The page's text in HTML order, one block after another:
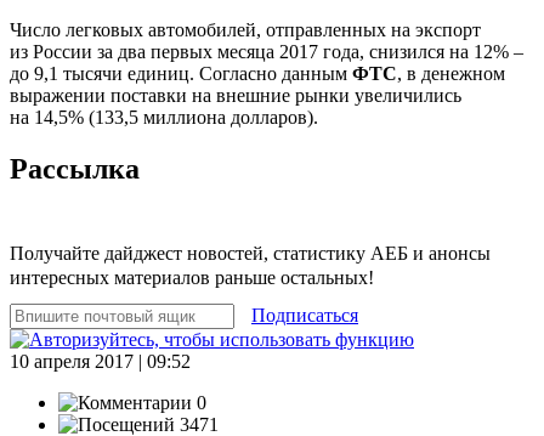
Число легковых автомобилей, отправленных на экспорт
из России за два первых месяца 2017 года, снизился на 12% –
до 9,1 тысячи единиц. Согласно данным ФТС, в денежном
выражении поставки на внешние рынки увеличились
на 14,5% (133,5 миллиона долларов).
Рассылка
Получайте дайджест новостей, статистику АЕБ и анонсы
интересных материалов раньше остальных!
Подписаться
10 апреля 2017 | 09:52
0
3471